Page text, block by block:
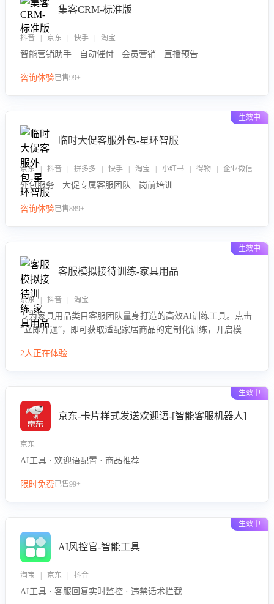
集客CRM-标准版
抖音 | 京东 | 快手 | 淘宝
智能营销助手 · 自动催付 · 会员营销 · 直播预告
咨询体验已售99+
生效中
临时大促客服外包-星环智服
京东 | 抖音 | 拼多多 | 快手 | 淘宝 | 小红书 | 得物 | 企业微信
外包服务 · 大促专属客服团队 · 岗前培训
咨询体验已售889+
生效中
客服模拟接待训练-家具用品
京东 | 抖音 | 淘宝
专为家具用品类目客服团队量身打造的高效AI训练工具。点击
“立即开通”，即可获取适配家居商品的定制化训练，开启模拟
参数咨询等高频场景下的专业应对能力。
2人正在体验...
生效中
京东-卡片样式发送欢迎语-[智能客服机器人]
京东
AI工具 · 欢迎语配置 · 商品推荐
限时免费已售99+
生效中
AI风控官-智能工具
淘宝 | 京东 | 抖音
AI工具 · 客服回复实时监控 · 违禁话术拦截